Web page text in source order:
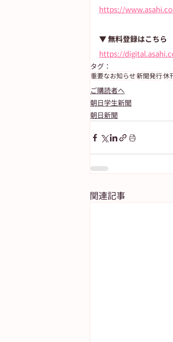
https://
▼ 無料登録はこちら
https://
タグ：
重要なお知らせ新聞発行休
ご購読者へ
朝日学生新聞
朝日新聞
関連記事